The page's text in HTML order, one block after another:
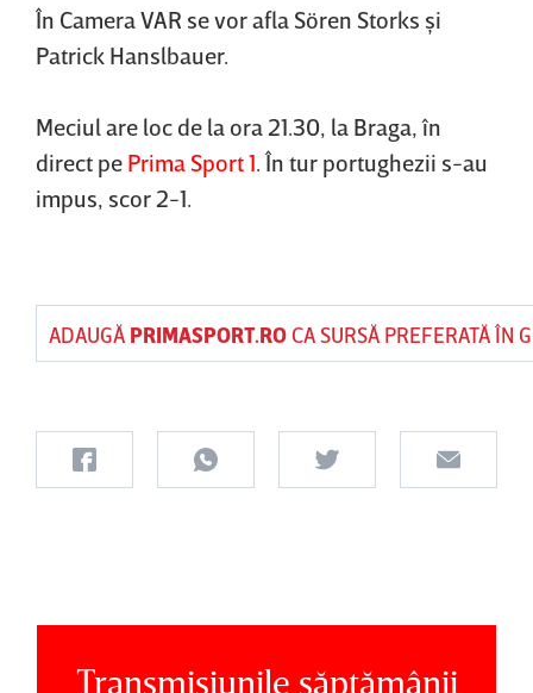
În Camera VAR se vor afla Sören Storks şi
Patrick Hanslbauer.
Meciul are loc de la ora 21.30, la Braga, în
direct pe Prima Sport 1. În tur portughezii s-au
impus, scor 2-1.
ADAUGĂ PRIMASPORT.ROCA SURSĂ PREFERATĂ ÎN
Transmisiunile săptămânii